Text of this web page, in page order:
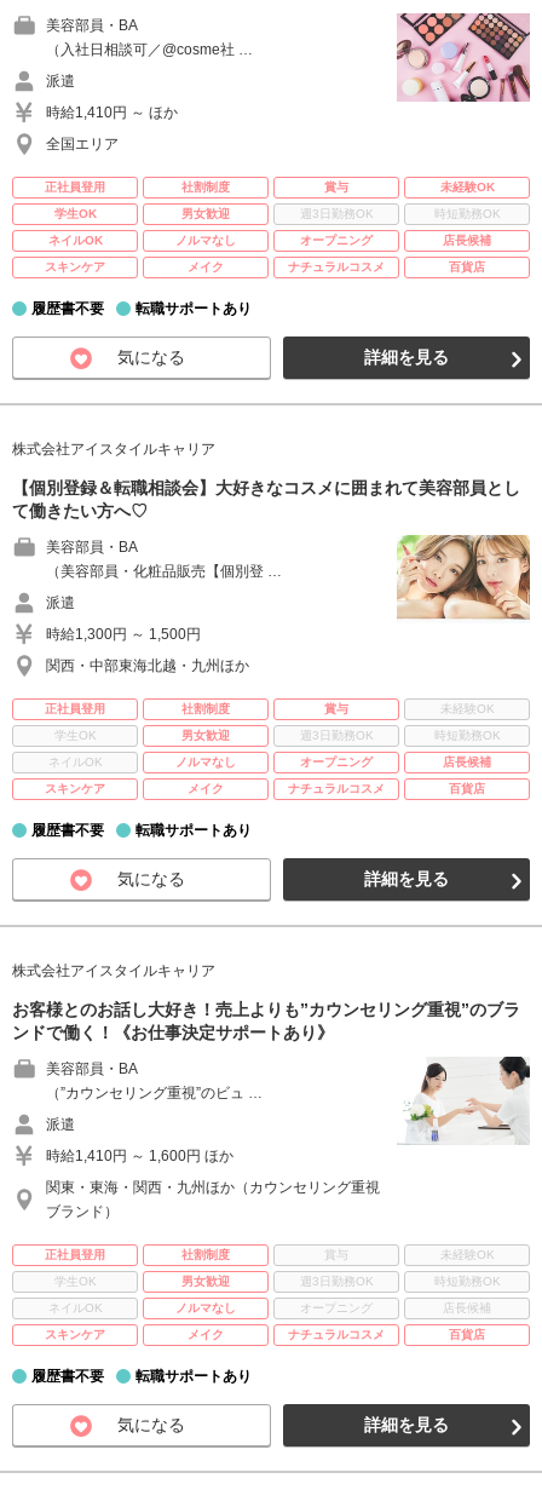
美容部員・BA
（入社日相談可／@cosme社 …
派遣
時給1,410円 ～ ほか
全国エリア
正社員登用 社割制度 賞与
未経験OK
学生OK
男女歓迎 週3日勤務OK
時短勤務OK
ネイルOK
ノルマなし オープニング
店長候補
スキンケア
メイク ナチュラルコスメ 百貨店
履歴書不要 転職サポートあり
気になる 詳細を見る
株式会社アイスタイルキャリア
【個別登録＆転職相談会】大好きなコスメに囲まれて美容部員とし
て働きたい方へ♡
美容部員・BA
（美容部員・化粧品販売【個別登 …
派遣
時給1,300円 ～ 1,500円
関西・中部東海北越・九州ほか
正社員登用 社割制度 賞与
未経験OK
学生OK
男女歓迎 週3日勤務OK
時短勤務OK
ネイルOK
ノルマなし オープニング
店長候補
スキンケア
メイク ナチュラルコスメ 百貨店
履歴書不要 転職サポートあり
気になる 詳細を見る
株式会社アイスタイルキャリア
お客様とのお話し大好き！売上よりも”カウンセリング重視”のブラ
ンドで働く！《お仕事決定サポートあり》
美容部員・BA
（”カウンセリング重視”のビュ …
派遣
時給1,410円 ～ 1,600円 ほか
関東・東海・関西・九州ほか（カウンセリング重視
ブランド）
正社員登用 社割制度 賞与
未経験OK
学生OK
男女歓迎 週3日勤務OK
時短勤務OK
ネイルOK
ノルマなし オープニング
店長候補
スキンケア
メイク ナチュラルコスメ 百貨店
履歴書不要 転職サポートあり
気になる 詳細を見る